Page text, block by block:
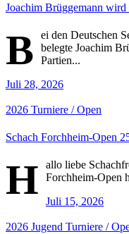
Joachim Brüggemann
B
ei den Deutschen
belegte Joachim
Partien...
Juli 28, 2026
2026 Turniere / Open
Schach Forchheim-Open
H
allo liebe
Forchheim-Open
Juli 15, 2026
2026 Jugend Turniere /